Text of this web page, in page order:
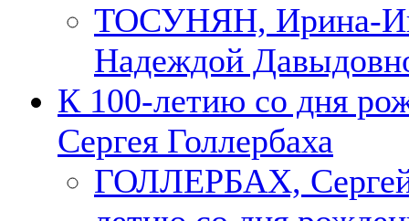
ТОСУНЯН, Ирина-
Надеждой
К 100-летию со дня
Сергея Голлербаха
ГОЛЛЕРБАХ,